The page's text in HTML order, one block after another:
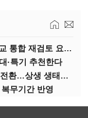
국방부, 역대 참모총장 사관학교 통합 재검토 요구에 "다양한 의견 수렴해 합리적 시스템 만들 것"
·특기 추천한다
"첨단전력 획득제도 패러다임 전환…상생 생태계 조성해 대체불가 K-방산 도약"
무기간 반영